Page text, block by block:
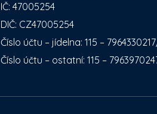
IČ: 47005254
DIČ: CZ47005254
Číslo účtu – jídelna: 115 –
Číslo účtu – ostatní: 115 –